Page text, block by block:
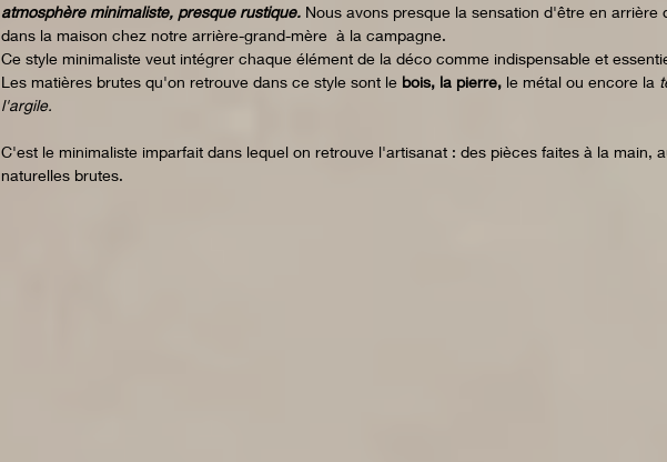
atmosphère minimaliste, presque rustique. Nous avons presque la sensation d'être en arrière
dans la maison chez notre arrière-grand-mère  à la campagne.
Ce style minimaliste veut intégrer chaque élément de la déco comme indispensable et
Les matières brutes qu'on retrouve dans ce style sont le bois, la pierre, le métal ou encore la
l'argile.
C'est le minimaliste imparfait dans lequel on retrouve l'artisanat : des pièces faites à la main,
naturelles brutes.